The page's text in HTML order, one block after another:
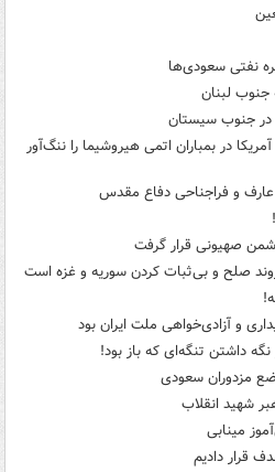
نفتی سعودی‌ها
جنوب لبنان
در جنوب سیستان
در بمباران اتمی هیروشیما را ننگ‌آور
عارف و فراجناحی دفاع مقدس
صهیونی قرار گرفت
صلح و بی‌ثبات کردن سوریه و غزه است
و آزادی‌خواهی ملت ایران بود
مزدوران سعودی
شهید انقلاب
مینابی
قرار دادیم